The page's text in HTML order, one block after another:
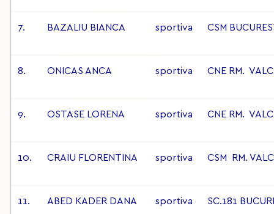
7. BAZALIU BIANCA sportiva CSM
8. ONICAS ANCA sportiva CNE RM.
9. OSTASE LORENA sportiva CNE RM.
10. CRAIU FLORENTINA sportiva CSM RM.
11. ABED KADER DANA sportiva SC.181